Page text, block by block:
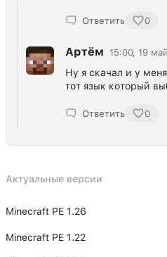
Ответить 0
Артём 15:00, 19
Ну я скачал и у
тот язык который
Ответить 0
Актуальные версии
Minecraft PE 1.26
Minecraft PE 1.22